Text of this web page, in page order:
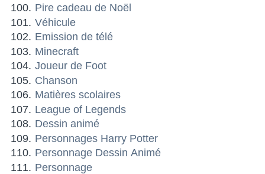
Pire cadeau de Noël
Véhicule
Emission de télé
Minecraft
Joueur de Foot
Chanson
Matières scolaires
League of Legends
Dessin animé
Personnages Harry Potter
Personnage Dessin Animé
Personnage